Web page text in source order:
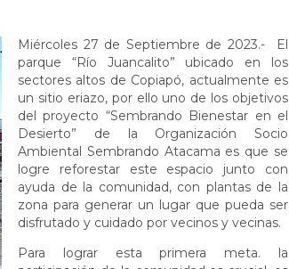
Miércoles 27 de Septiembre de 2023.- El
parque “Río Juancalito” ubicado en los
sectores altos de Copiapó, actualmente es
un sitio eriazo, por ello uno de los objetivos
del proyecto “Sembrando Bienestar en el
Desierto” de la Organización Socio
Ambiental Sembrando Atacama es que se
logre reforestar este espacio junto con
ayuda de la comunidad, con plantas de la
zona para generar un lugar que pueda ser
disfrutado y cuidado por vecinos y vecinas.
Para lograr esta primera meta. la